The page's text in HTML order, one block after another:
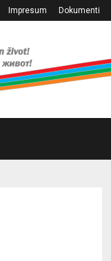
Impresum Dokumenti